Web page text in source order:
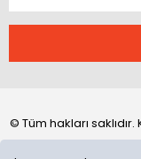
© Tüm hakları